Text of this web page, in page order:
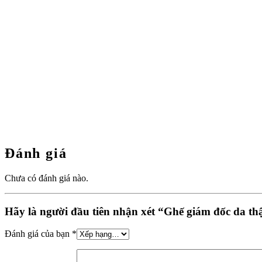
Đánh giá
Chưa có đánh giá nào.
Hãy là người đầu tiên nhận xét “Ghế giám đốc da
Đánh giá của bạn *